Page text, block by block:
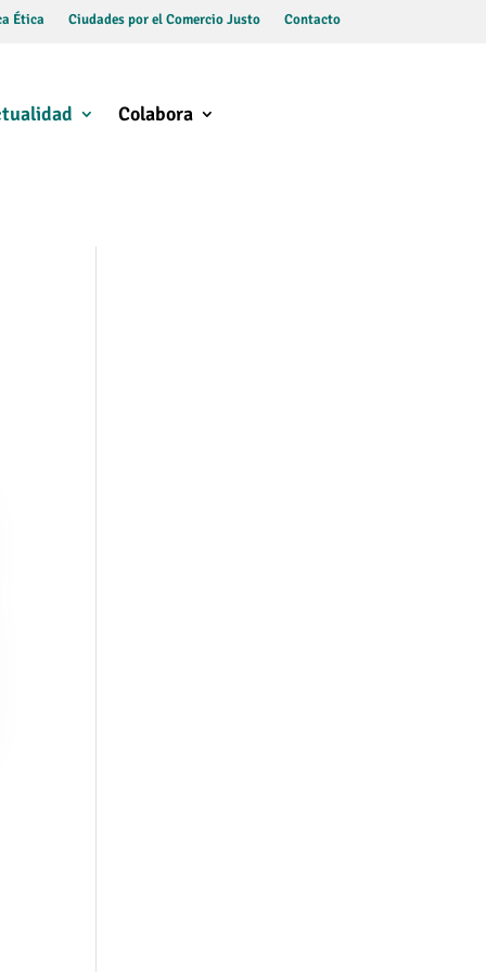
Ética Ciudades por el Comercio Justo Contacto
Colabora